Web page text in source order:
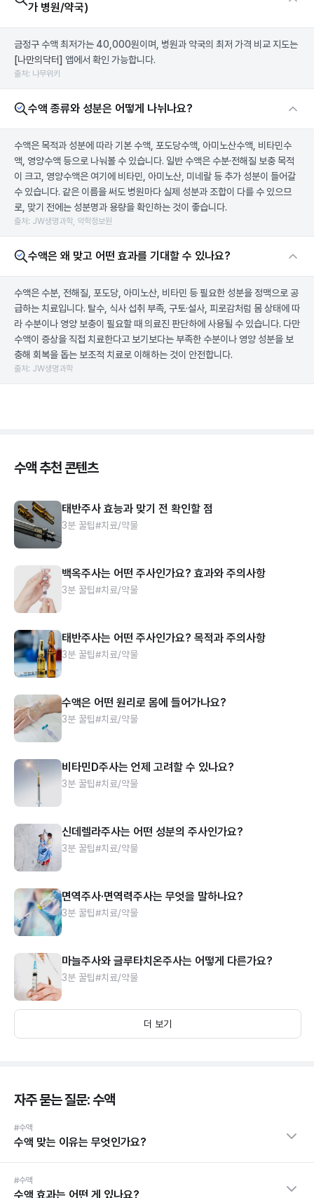
가 병원/약국)
금정구 수액 최저가는 40,000원이며, 병원과 약국의 최저 가격 비교 지도는
[나만의닥터] 앱에서 확인 가능합니다.
출처: 나무위키
수액 종류와 성분은 어떻게 나뉘나요?
수액은 목적과 성분에 따라 기본 수액, 포도당수액, 아미노산수액, 비타민수
액, 영양수액 등으로 나눠볼 수 있습니다. 일반 수액은 수분·전해질 보충 목적
이 크고, 영양수액은 여기에 비타민, 아미노산, 미네랄 등 추가 성분이 들어갈
수 있습니다. 같은 이름을 써도 병원마다 실제 성분과 조합이 다를 수 있으므
로, 맞기 전에는 성분명과 용량을 확인하는 것이 좋습니다.
출처: JW생명과학, 약학정보원
수액은 왜 맞고 어떤 효과를 기대할 수 있나요?
수액은 수분, 전해질, 포도당, 아미노산, 비타민 등 필요한 성분을 정맥으로 공
급하는 치료입니다. 탈수, 식사 섭취 부족, 구토·설사, 피로감처럼 몸 상태에 따
라 수분이나 영양 보충이 필요할 때 의료진 판단하에 사용될 수 있습니다. 다만
수액이 증상을 직접 치료한다고 보기보다는 부족한 수분이나 영양 성분을 보
충해 회복을 돕는 보조적 치료로 이해하는 것이 안전합니다.
출처: JW생명과학
수액 추천 콘텐츠
태반주사 효능과 맞기 전 확인할 점
3분 꿀팁#치료/약물
백옥주사는 어떤 주사인가요? 효과와 주의사항
3분 꿀팁#치료/약물
태반주사는 어떤 주사인가요? 목적과 주의사항
3분 꿀팁#치료/약물
수액은 어떤 원리로 몸에 들어가나요?
3분 꿀팁#치료/약물
비타민D주사는 언제 고려할 수 있나요?
3분 꿀팁#치료/약물
신데렐라주사는 어떤 성분의 주사인가요?
3분 꿀팁#치료/약물
면역주사·면역력주사는 무엇을 말하나요?
3분 꿀팁#치료/약물
마늘주사와 글루타치온주사는 어떻게 다른가요?
3분 꿀팁#치료/약물
더 보기
자주 묻는 질문: 수액
#수액
수액 맞는 이유는 무엇인가요?
#수액
수액 효과는 어떤 게 있나요?